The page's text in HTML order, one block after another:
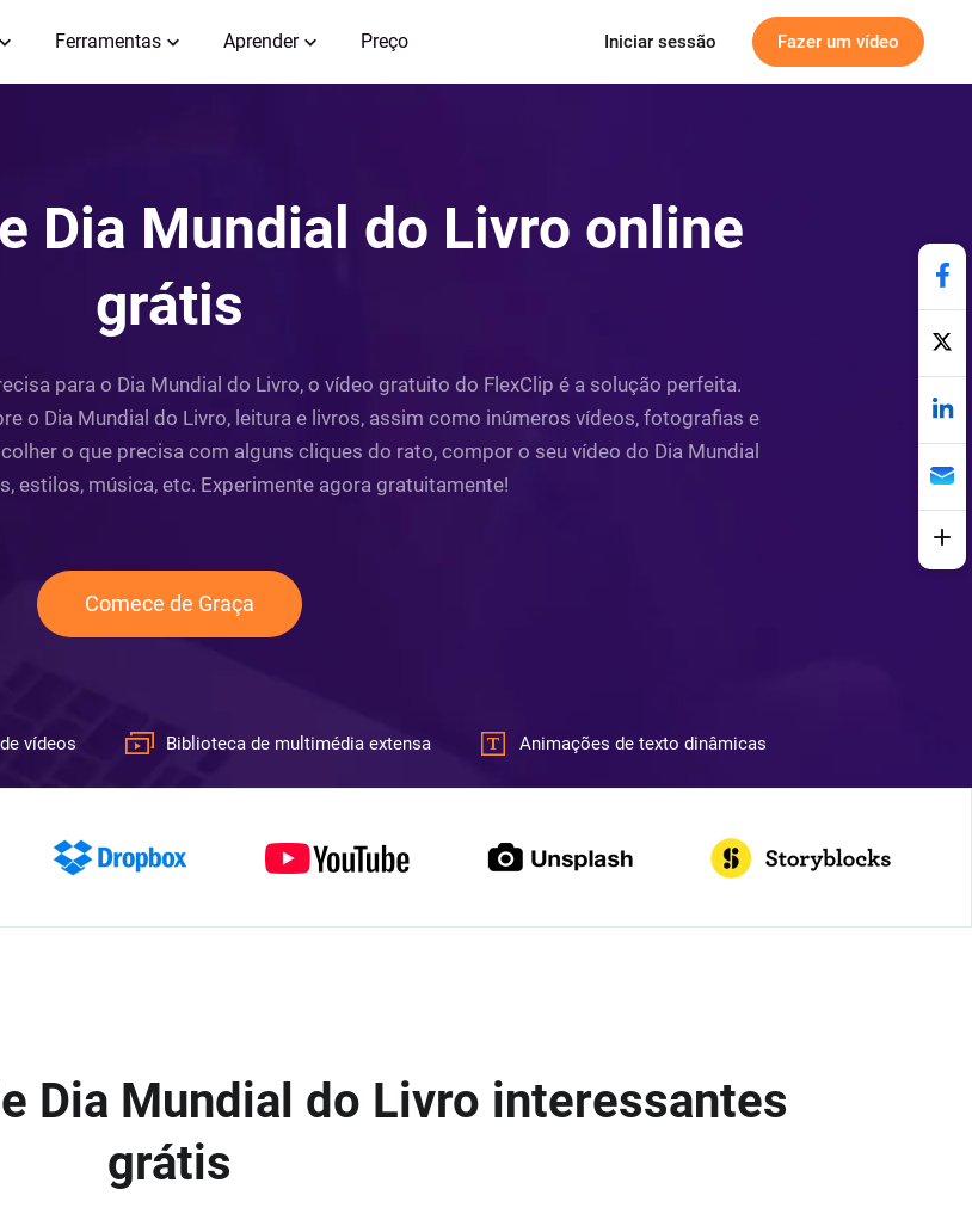
Ferramentas Aprender Preço Iniciar sessão Fazer um vídeo
Dia Mundial do Livro online
grátis
para o Dia Mundial do Livro, o vídeo gratuito do FlexClip é a solução perfeita.
o Dia Mundial do Livro, leitura e livros, assim como inúmeros vídeos, fotografias e
o que precisa com alguns cliques do rato, compor o seu vídeo do Dia Mundial
estilos, música, etc. Experimente agora gratuitamente!
Comece de Graça
vídeos Biblioteca de multimédia extensa Animações de texto dinâmicas
Dia Mundial do Livro interessantes
grátis